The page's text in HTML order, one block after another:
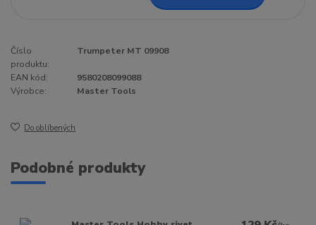
Číslo
produktu:
Trumpeter MT 09908
EAN kód:
9580208099088
Výrobce:
Master Tools
Do oblíbených
Podobné produkty